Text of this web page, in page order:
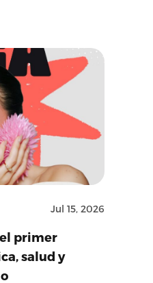
Jul 15, 2026
primer
salud y